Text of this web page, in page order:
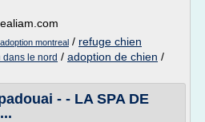
montreal / refuge chien
le nord / adoption de chien /
- - LA SPA DE